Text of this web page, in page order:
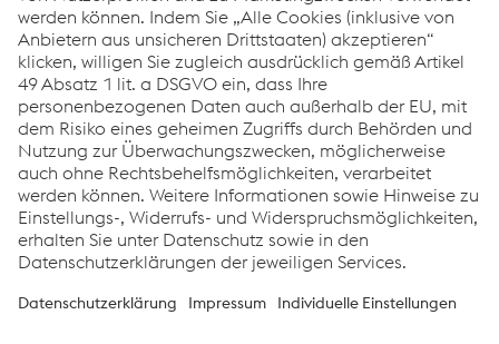
CORE 210 TIG
Downloads
CORE Welding Equipment - BroschürePDF | 1,49 MB
Links
Support & Service
Karriere
Allgemeine Geschäftsbedingungen
Verhaltenskodex